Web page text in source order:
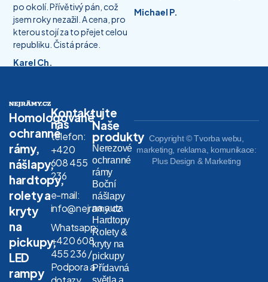
po okolí. Přívětivý pán, což
jsem roky nezažil. A cena, pro
kterou stojí za to přejet celou
republiku. Čistá práce.
Karel Ch.
Michael P.
Homologované
ochranné
rámy,
nášlapy,
hardtopy,
rolety a
kryty
na
pickupy,
LED
rampy
Kontaktujte
nás
telefon:
+420
608 455
236
e-mail:
info@nejramy.cz
Whatsapp:
+420 608
455 236 /
Podpora a
Naše
produkty
Nerezové
ochranné
rámy
Boční
nášlapy
na auta
Hardtopy
Rolety &
kryty na
pickupy
Přídavná
světla a
Copyright © Tvorba webu,
marketing, reklama, komunikace:
Plus Design & Marketing